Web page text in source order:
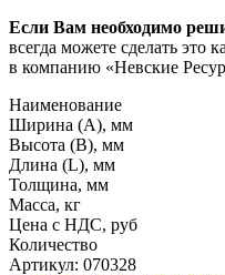
Если Вам необходимо
всегда можете сделать это
в компанию «Невские
Наименование
Ширина (А), мм
Высота (В), мм
Длина (L), мм
Толщина, мм
Масса, кг
Цена с НДС, руб
Количество
Артикул: 070328